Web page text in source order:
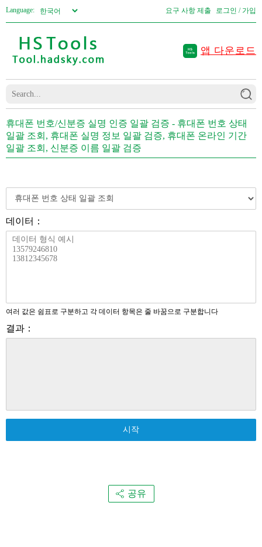
Language: 요구 사항 제출 로그인 / 가입
앱 다운로드
휴대폰 번호/신분증 실명 인증 일괄 검증 - 휴대폰 번호 상태
일괄 조회, 휴대폰 실명 정보 일괄 검증, 휴대폰 온라인 기간
일괄 조회, 신분증 이름 일괄 검증
데이터：
여러 값은 쉼표로 구분하고 각 데이터 항목은 줄 바꿈으로 구분합니다
결과：
시작
공유